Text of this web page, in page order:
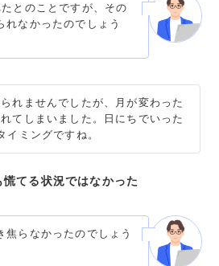
とのことですが、その
れなかったのでしょう
れませんでしたが、月が変わった
てしまいました。日にちでいった
イミングですね。
てる状況ではなかった
焦らなかったのでしょう